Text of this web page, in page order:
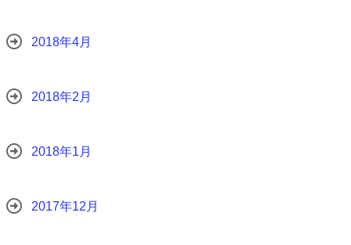
2018年4月
2018年2月
2018年1月
2017年12月